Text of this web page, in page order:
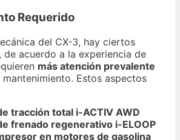
Requerido
del CX-3, hay ciertos
de acuerdo a la experiencia de
más atención prevalente
Estos aspectos
tracción total i-ACTIV AWD
frenado regenerativo i-ELOOP
en motores de gasolina